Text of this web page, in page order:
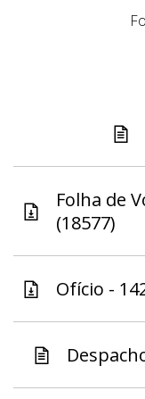
Folha de
(18577)
Ofício -